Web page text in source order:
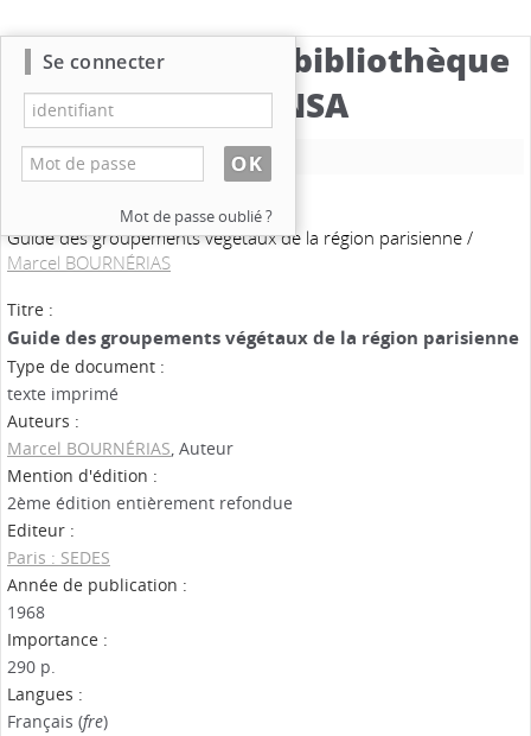
Catalogue de la bibliothèque
du CBNSA
Nouvelle recherche
Guide des groupements végétaux de la région parisienne/
Marcel BOURNÉRIAS
Titre :
Guide des groupements végétaux de la région parisienne
Type de document :
texte imprimé
Auteurs :
Marcel BOURNÉRIAS, Auteur
Mention d'édition :
2ème édition entièrement refondue
Editeur :
Paris : SEDES
Année de publication :
1968
Importance :
290 p.
Langues :
Français (fre)
Se connecter
Mot de passe oublié ?